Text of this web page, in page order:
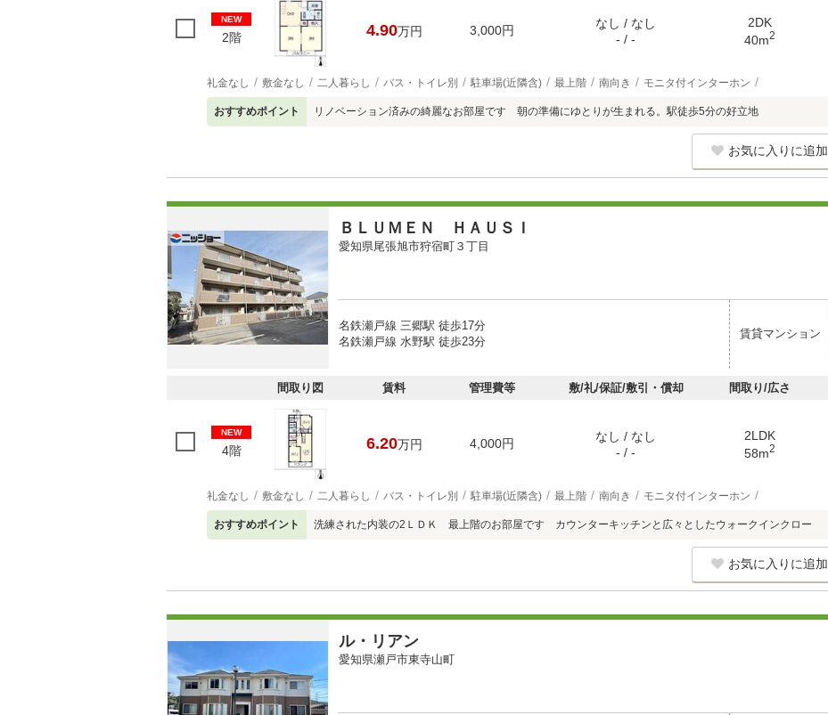
NEW
2階 4.90万円 3,000円
なし / なし
- / -
2DK
40m2
礼金なし 敷金なし 二人暮らし バス・トイレ別 駐車場(近隣含) 最上階 南向き モニタ付インターホン
おすすめポイント リノベーション済みの綺麗なお部屋です 朝の準備にゆとりが生まれる。駅徒歩5分の好立地
お気に入りに追加
ＢＬＵＭＥＮ ＨＡＵＳＩ
愛知県尾張旭市狩宿町３丁目
名鉄瀬戸線 三郷駅 徒歩17分
名鉄瀬戸線 水野駅 徒歩23分
賃貸マンション
間取り図 賃料 管理費等 敷/礼/保証/敷引・償却 間取り/広さ
NEW
4階 6.20万円 4,000円
なし / なし
- / -
2LDK
58m2
礼金なし 敷金なし 二人暮らし バス・トイレ別 駐車場(近隣含) 最上階 南向き モニタ付インターホン
おすすめポイント 洗練された内装の2ＬＤＫ 最上階のお部屋です カウンターキッチンと広々としたウォークインクロー
お気に入りに追加
ル・リアン
愛知県瀬戸市東寺山町